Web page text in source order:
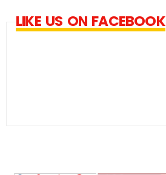
LIKE US ON FACEBOOK